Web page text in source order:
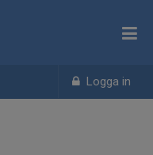
Logga in